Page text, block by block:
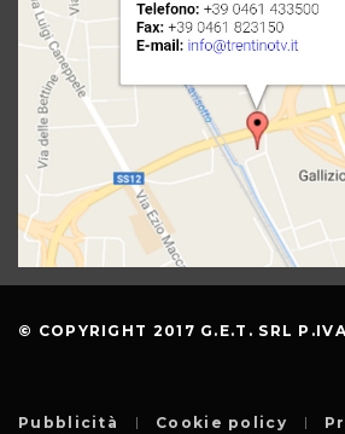
© COPYRIGHT 2017 G.E.T. SRL
Pubblicità Cookie policy